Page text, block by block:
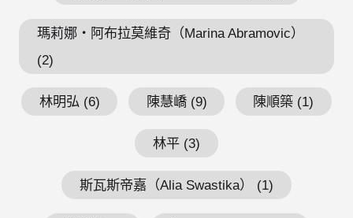
瑪莉娜・阿布拉莫維奇（Marina Abramovic）
(2)
林明弘 (6) 陳慧嶠 (9) 陳順築 (1)
林平 (3)
斯瓦斯帝嘉（Alia Swastika） (1)